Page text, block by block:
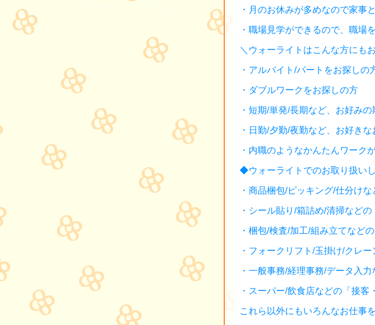
・月のお休みが多めなので家事
・職場見学ができるので、職場
＼ウォーライトはこんな方にも
・アルバイト/パートをお探しの
・ダブルワークをお探しの方
・短期/単発/長期など、お好み
・日勤/夕勤/夜勤など、お好き
・内職のようなかんたんワーク
◆ウォーライトでのお取り扱い
・商品梱包/ピッキング/仕分けな
・シール貼り/箱詰め/清掃など
・梱包/検査/加工/組み立てなど
・フォークリフト/玉掛け/クレ
・一般事務/経理事務/データ入
・スーパー/飲食店などの「接客
これら以外にもいろんなお仕事